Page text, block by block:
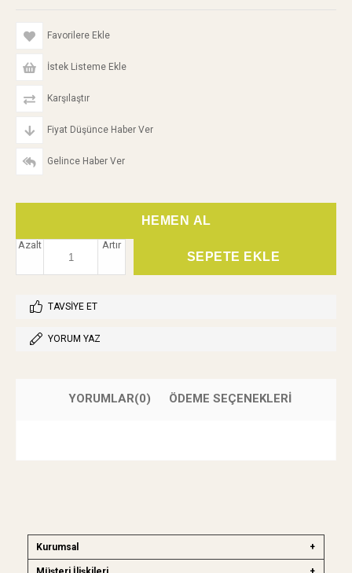
Favorilere Ekle
İstek Listeme Ekle
Karşılaştır
Fiyat Düşünce Haber Ver
Gelince Haber Ver
Artır
Azalt
TAVSIYE ET
YORUM YAZ
YORUMLAR(0) ÖDEME SEÇENEKLERI
Kurumsal